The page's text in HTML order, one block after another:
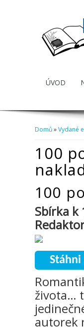
ÚVOD
Domů»Vydané
100
100
Sbírka k
Stáhni
života…
autorek